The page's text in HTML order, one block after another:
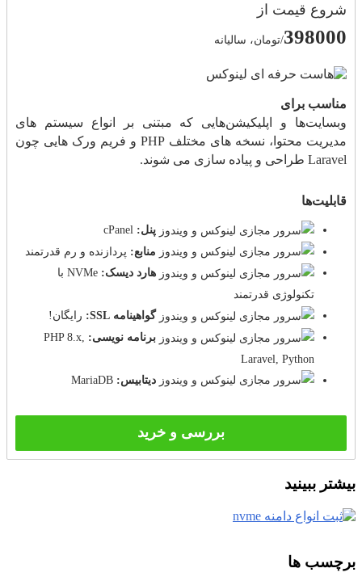
شروع قیمت از
398000/تومان، سالیانه
مناسب برای
وبسایت‌ها و اپلیکیشن‌هایی که مبتنی بر انواع سیستم های
مدیریت محتوا، نسخه های مختلف PHP و فریم ورک هایی چون
Laravel طراحی و پیاده سازی می شوند.
قابلیت‌ها
پنل:
منابع: پردازنده و رم قدرتمند
هارد دیسک:
NVMe با
تکنولوژی قدرتمند
گواهینامه SSL:
رایگان!
برنامه نویسی: PHP 8.x,
Laravel, Python
دیتابیس: MariaDB
بررسی و خرید
بیشتر ببینید
برچسب ها